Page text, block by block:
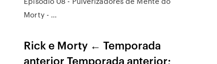
Morty - …
Rick e Morty ← Temporada
anterior Temporada anterior;